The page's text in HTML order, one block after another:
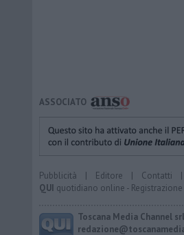
ASSOCIATO
Pubblicità | Editore | Contatti
QUI quotidiano online -
Toscana Media Channel srl